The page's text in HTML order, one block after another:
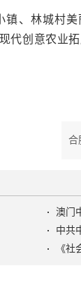
、林城村
代创意农业
合
澳门
《